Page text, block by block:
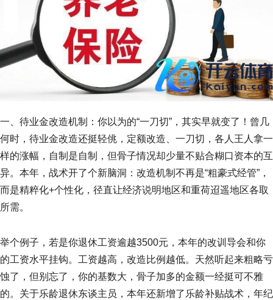
一、待业金改造机制：你以为的“一刀切”，其实早就变了！曾几
何时，待业金改造还挺轻佻，定额改造、一刀切，各人王人拿一
样的涨幅，自制是自制，但骨子情况却少量不贴合糊口资本的互
异。本年，战术开了个新脑洞：改造机制不再是“粗豪式经管”，
而是精粹化+个性化，径直让经济说明地区和重荷迢遥地区各取
所需。
举个例子，若是你退休工资逾越3500元，本年的改训导会和你
的工资水平挂钩。工资越高，改造比例越低。天然听起来粗略亏
蚀了，但别忘了，你的基数大，骨子加多的金额一经挺可不雅
的。关于乐龄退休东谈主员，本年还新增了乐龄补贴战术，年纪